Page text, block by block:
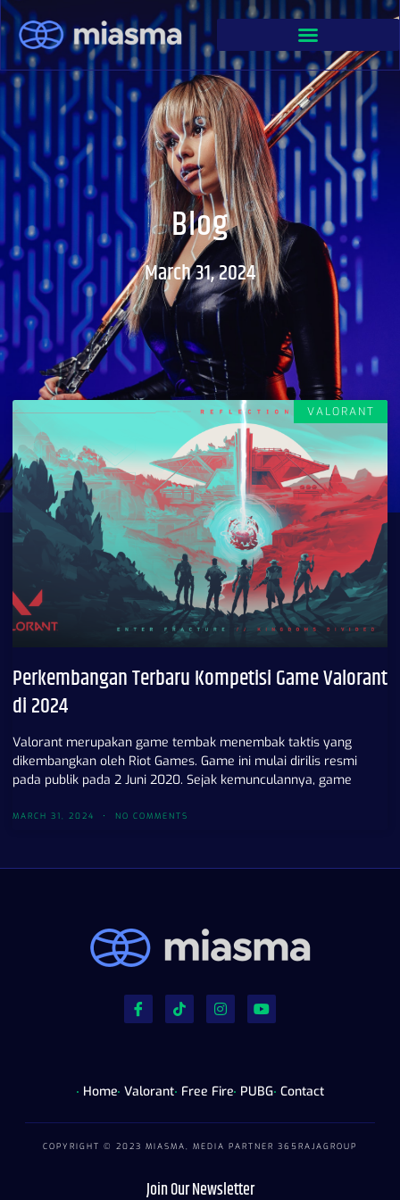
Blog
March 31, 2024
VALORANT
Perkembangan Terbaru Kompetisi Game Valorant
di 2024
Valorant merupakan game tembak menembak taktis yang
dikembangkan oleh Riot Games. Game ini mulai dirilis resmi
pada publik pada 2 Juni 2020. Sejak kemunculannya, game
MARCH 31, 2024 NO COMMENTS
Home Valorant Free Fire PUBG Contact
COPYRIGHT © 2023 MIASMA, MEDIA PARTNER 365RAJAGROUP
Join Our Newsletter